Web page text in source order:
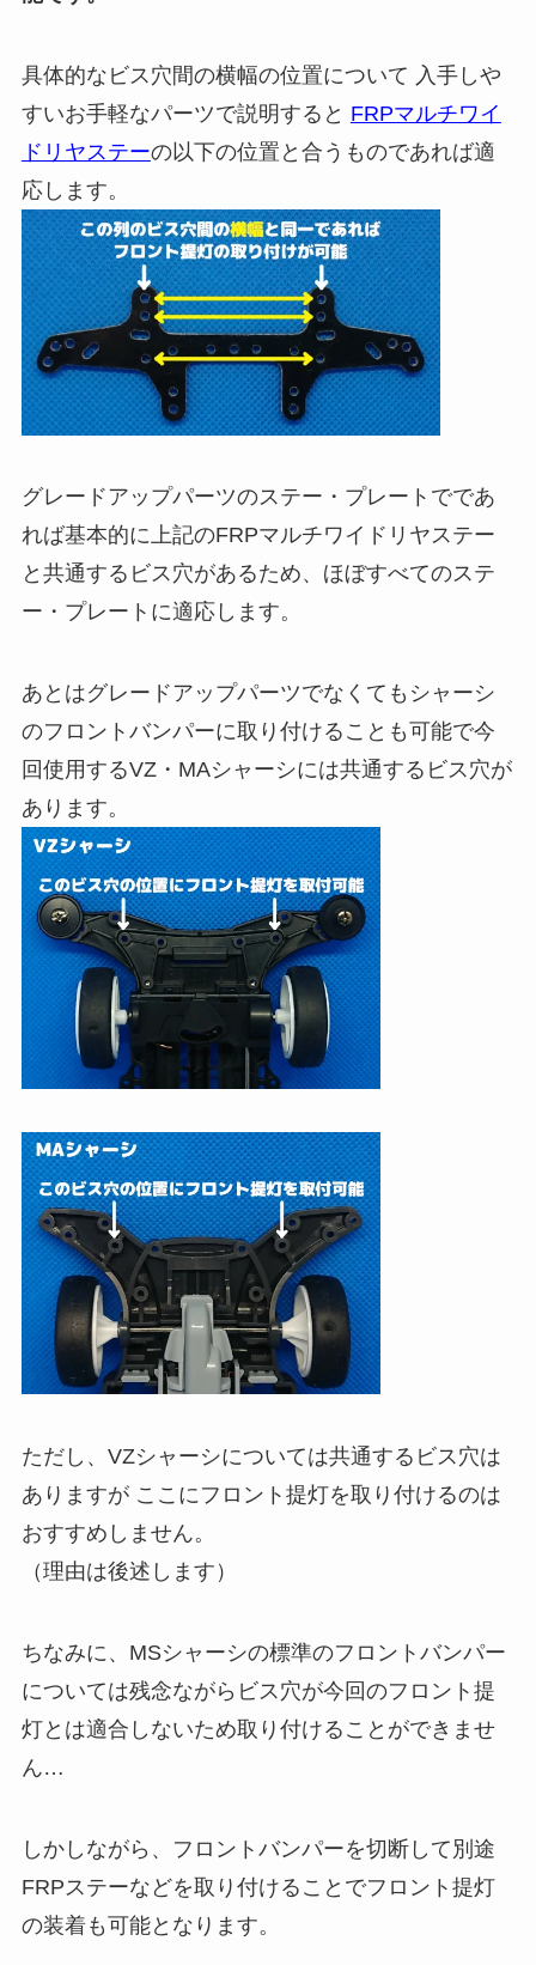
具体的なビス穴間の横幅の位置について 入手しや
すいお手軽なパーツで説明すると FRPマルチワイ
ドリヤステーの以下の位置と合うものであれば適
応します。
グレードアップパーツのステー・プレートでであ
れば基本的に上記のFRPマルチワイドリヤステー
と共通するビス穴があるため、ほぼすべてのステ
ー・プレートに適応します。
あとはグレードアップパーツでなくてもシャーシ
のフロントバンパーに取り付けることも可能で今
回使用するVZ・MAシャーシには共通するビス穴が
あります。
ただし、VZシャーシについては共通するビス穴は
ありますが ここにフロント提灯を取り付けるのは
おすすめしません。
（理由は後述します）
ちなみに、MSシャーシの標準のフロントバンパー
については残念ながらビス穴が今回のフロント提
灯とは適合しないため取り付けることができませ
ん…
しかしながら、フロントバンパーを切断して別途
FRPステーなどを取り付けることでフロント提灯
の装着も可能となります。